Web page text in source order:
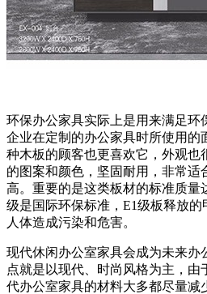
环保办公家具实际上是用来满足环
企业在定制的办公家具时所使用的
种木板的顾客也更喜欢它，外观也
的图案和颜色，坚固耐用，非常适
高。重要的是这类板材的标准质量
级是国际环保标准，E1级板释放
人体造成污染和危害。
现代休闲办公室家具会成为未来办
点就是以现代、时尚风格为主，
代办公室家具的材料大多都尽量减